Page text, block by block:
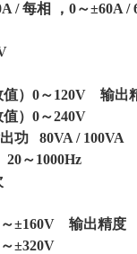
/ 每相 ，0～±60A /
值）0～120V 输出
值）0～240V
功 80VA / 100VA
20～1000Hz
±160V 输出精度
±320V